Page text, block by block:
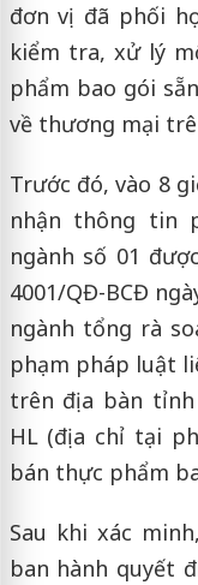
đơn vị đã phối
kiểm tra, xử lý
phẩm bao gói
về thương mại
Trước đó, vào 8
nhận thông tin
ngành số 01
4001/QĐ-BCĐ
ngành tổng rà
phạm pháp luật
trên địa bàn tỉnh
HL (địa chỉ tại
bán thực phẩm
Sau khi xác
ban hành quyết